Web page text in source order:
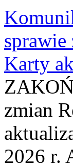
Karty
zmian
2026 r.